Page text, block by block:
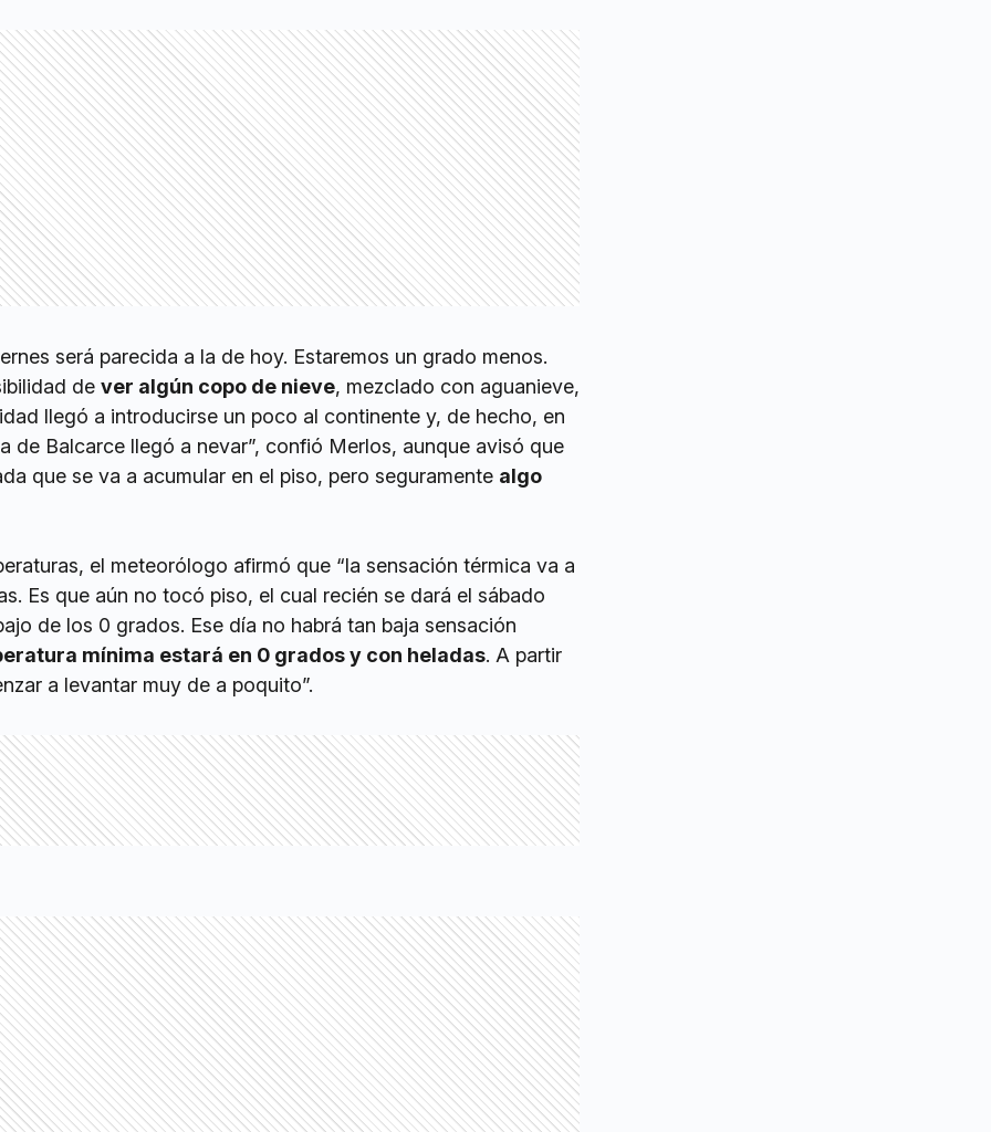
será parecida a la de hoy. Estaremos un grado menos.
de ver algún copo de nieve, mezclado con aguanieve,
llegó a introducirse un poco al continente y, de hecho, en
de Balcarce llegó a nevar”, confió Merlos, aunque avisó que
que se va a acumular en el piso, pero seguramente algo
el meteorólogo afirmó que “la sensación térmica va a
Es que aún no tocó piso, el cual recién se dará el sábado
de los 0 grados. Ese día no habrá tan baja sensación
mínima estará en 0 grados y con heladas. A partir
a levantar muy de a poquito”.